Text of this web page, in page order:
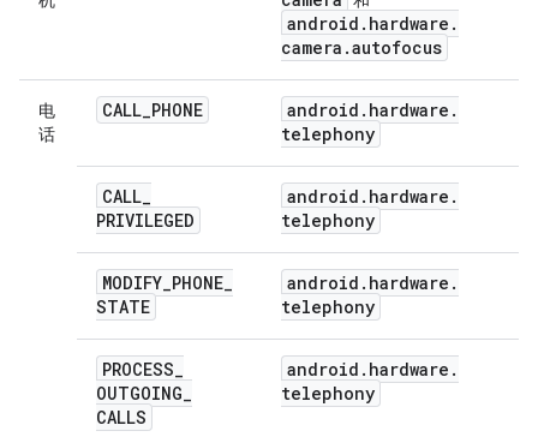
android . hardware .
camera .autofocus
电
话
CALL_PHONE android . hardware .
telephony
CALL_
PRIVILEGED
android . hardware .
telephony
MODIFY_PHONE_
STATE
android . hardware .
telephony
PROCESS_
OUTGOING_
CALLS
android . hardware .
telephony